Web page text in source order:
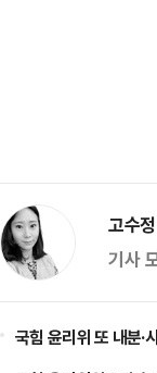
고수
기사
국힘 윤리위 또 내분·